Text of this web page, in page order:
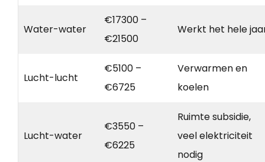
Water-water
€17300 –
€21500
Werkt het hele
Lucht-lucht
€5100 –
€6725
Verwarmen en
koelen
Lucht-water
€3550 –
€6225
Ruimte subsidie,
veel elektriciteit
nodig